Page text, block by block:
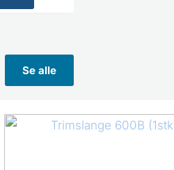
Se alle